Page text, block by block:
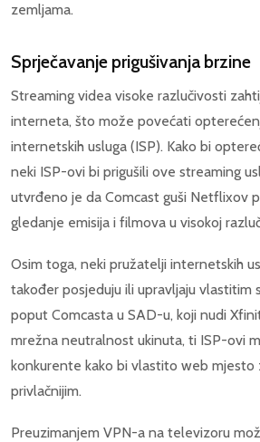
zemljama.
Sprječavanje prigušivanja brzine
Streaming videa visoke razlučivosti
interneta, što može povećati
internetskih usluga (ISP). Kako bi
neki ISP-ovi bi prigušili ove streaming
utvrđeno je da Comcast guši Netflixov
gledanje emisija i filmova u visokoj
Osim toga, neki pružatelji internetskih
također posjeduju ili upravljaju vlastitim
poput Comcasta u SAD-u, koji nudi
mrežna neutralnost ukinuta, ti ISP-ovi
konkurente kako bi vlastito web mjesto
privlačnijim.
Preuzimanjem VPN-a na televizoru